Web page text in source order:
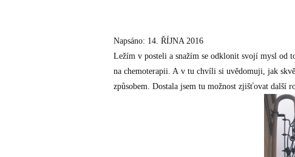
Napsáno: 14. ŘÍJNA 2016
Ležím v posteli a snažím se odklonit svojí mysl
na chemoterapii. A v tu chvíli si uvědomuji, jak
způsobem. Dostala jsem tu možnost zjišťovat další